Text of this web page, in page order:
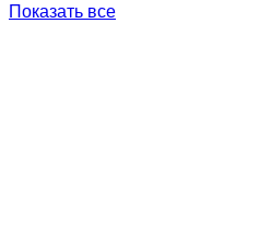
Показать все